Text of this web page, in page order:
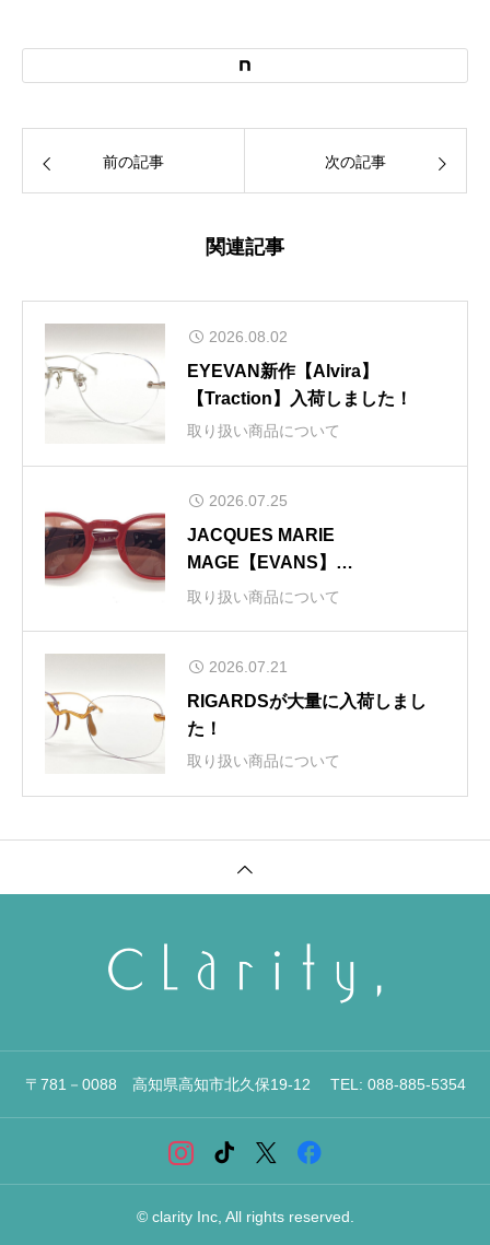
前の記事 次の記事
関連記事
2026.08.02
EYEVAN新作【Alvira】
【Traction】入荷しました！
取り扱い商品について
2026.07.25
JACQUES MARIE
MAGE【EVANS】
【ZEPHIRIN(47)】
取り扱い商品について
2026.07.21
RIGARDSが大量に入荷しまし
た！
取り扱い商品について
〒781－0088 高知県高知市北久保19-12 TEL: 088-885-5354
© clarity Inc, All rights reserved.